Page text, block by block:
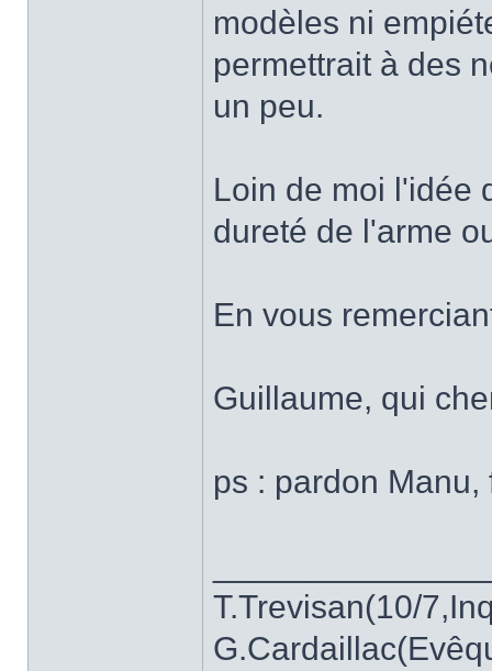
modèles ni
permettrait à des
un peu.
Loin de moi l'idée
dureté de l'arme
En vous
Guillaume, qui
ps : pardon
T.Trevisan(10/